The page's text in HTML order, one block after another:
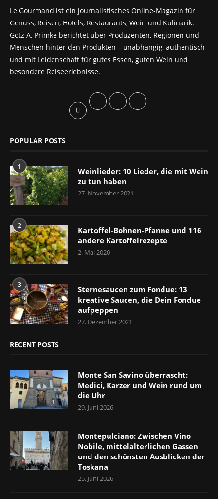
Le Gourmand ist ein journalistisches Online-Magazin für
Genuss, Reisen, Hotels, Restaurants, Wein und Kulinarik.
Götz A. Primke berichtet über Produzenten, Regionen und
Menschen hinter den Produkten – unabhängig, authentisch
und mit Leidenschaft für gutes Essen, guten Wein und
besondere Reiseerlebnisse.
POPULAR POSTS
1
Weinlieder: 10 Lieder, die mit Wein
zu tun haben
27. November 2021
2
Kartoffel-Bohnen-Pfanne und 116
andere Kartoffelrezepte
2. Mai 2020
3
Sternesaucen zum Fondue: 13
kreative Saucen, die Dein Fondue
aufpeppen
27. Dezember 2021
RECENT POSTS
Monte San Savino überrascht:
Medici, Karzer und Wein rund um
die Uhr
29. Juni 2026
Montepulciano: Zwischen Vino
Nobile, mittelalterlichen Gassen
und den schönsten Ausblicken der
Toskana
25. Juni 2026